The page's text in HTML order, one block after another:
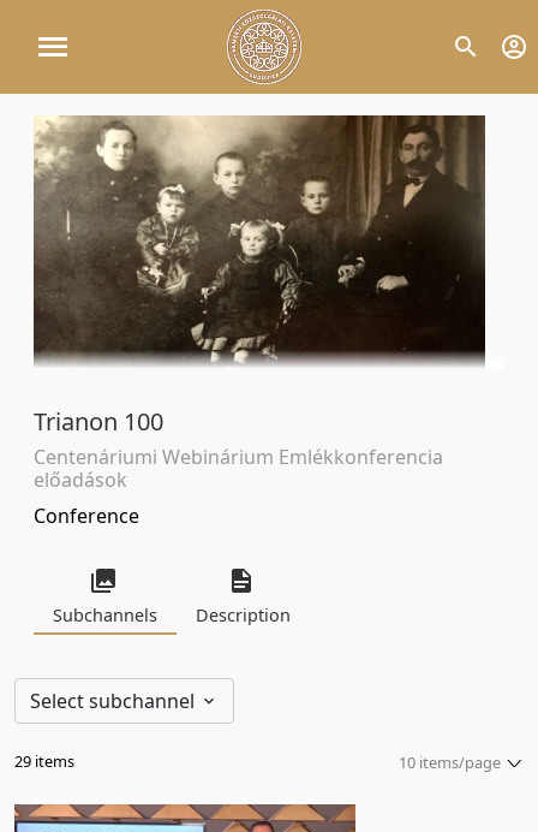
Trianon 100
Centenáriumi Webinárium Emlékkonferencia
előadások
Conference
Subchannels Description
Select subchannel
29 items
10 items/page